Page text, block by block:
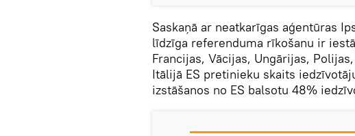
Saskaņā ar neatkarīgas aģentūras
līdzīga referenduma rīkošanu ir
Francijas, Vācijas, Ungārijas,
Itālijā ES pretinieku skaits
izstāšanos no ES balsotu 48%